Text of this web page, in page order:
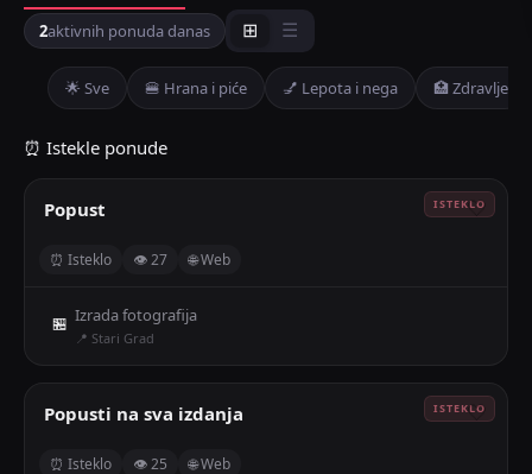
2aktivnih ponuda danas ⊞ ☰
🌟 Sve 🍔 Hrana i piće 💅 Lepota i nega 🏥 Zdravlje
⏰ Istekle ponude
Popust 🤍
⏰ Isteklo 👁 27 🌐 Web
🏪 Izrada fotografija
📍 Stari Grad
Popusti na sva izdanja 🤍
⏰ Isteklo 👁 25 🌐 Web